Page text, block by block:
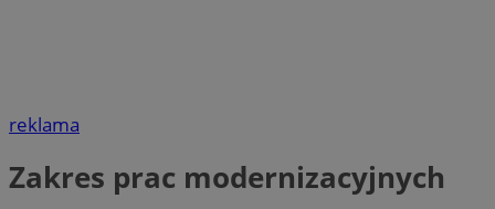
reklama
Zakres prac modernizacyjnych